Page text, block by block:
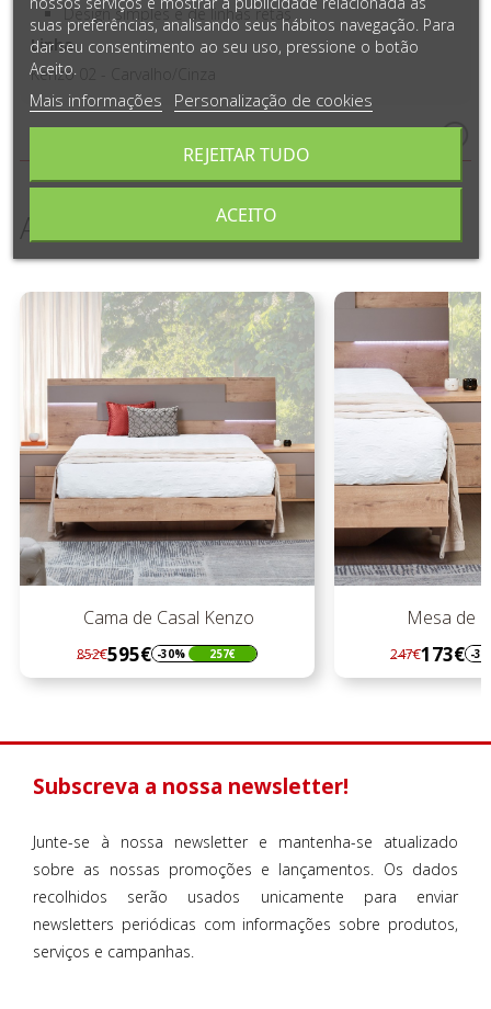
Design simples e de linhas retas
Linha
Kenzo 02 - Carvalho/Cinza
ARTIGOS COMPLEMENTARES
Mesa de Cabeceira
Regular
preço
247€173€
Preço -30%
Subscreva a nossa newsletter!
Junte-se à nossa newsletter e mantenha-se atualizado
sobre as nossas promoções e lançamentos. Os dados
recolhidos serão usados unicamente para enviar
newsletters periódicas com informações sobre produtos,
serviços e campanhas.
suas preferências, analisando seus hábitos navegação. Para
dar seu consentimento ao seu uso, pressione o botão
Aceito.
Mais informações Personalização de cookies
REJEITAR TUDO
ACEITO